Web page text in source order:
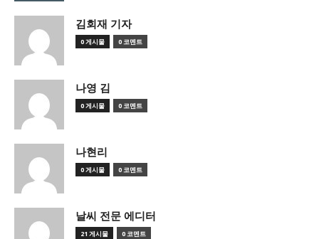
김회재 기자
0 게시물 0 코멘트
나영 김
0 게시물 0 코멘트
나현리
0 게시물 0 코멘트
날씨 전문 에디터
21 게시물 0 코멘트